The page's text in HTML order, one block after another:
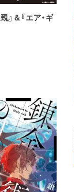
』＆『エア・ギ